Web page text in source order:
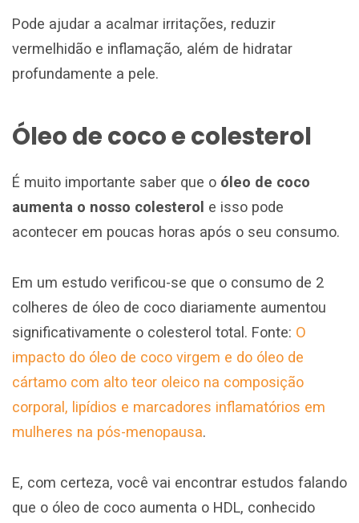
Pode ajudar a acalmar irritações, reduzir
vermelhidão e inflamação, além de hidratar
profundamente a pele.
Óleo de coco e colesterol
É muito importante saber que o óleo de coco
aumenta o nosso colesterol e isso pode
acontecer em poucas horas após o seu consumo.
Em um estudo verificou-se que o consumo de 2
colheres de óleo de coco diariamente aumentou
significativamente o colesterol total. Fonte: O
impacto do óleo de coco virgem e do óleo de
cártamo com alto teor oleico na composição
corporal, lipídios e marcadores inflamatórios em
mulheres na pós-menopausa.
E, com certeza, você vai encontrar estudos falando
que o óleo de coco aumenta o HDL, conhecido